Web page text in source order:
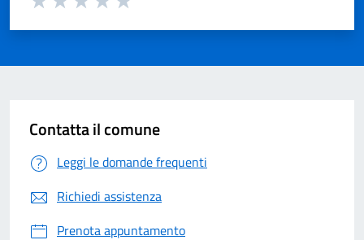
Contatta il comune
Leggi le domande frequenti
Richiedi assistenza
Prenota appuntamento